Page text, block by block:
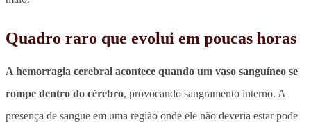
Quadro raro que evolui em poucas horas
A hemorragia cerebral acontece quando um vaso sanguíneo se
rompe dentro do cérebro, provocando sangramento interno. A
presença de sangue em uma região onde ele não deveria estar pode